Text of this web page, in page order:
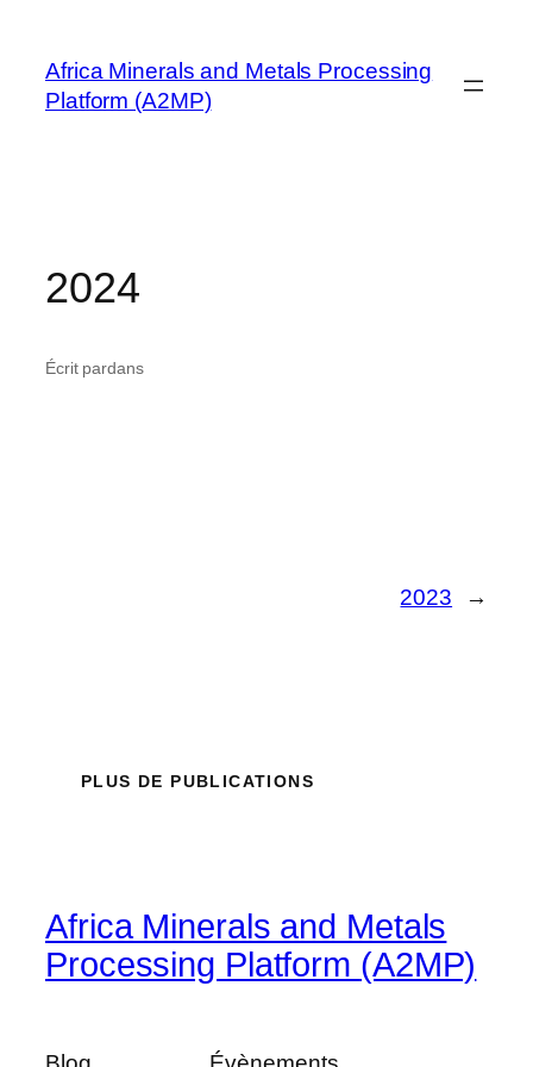
contenu
Africa Minerals and Metals Processing
Platform (A2MP)
2024
Écrit pardans
2023 →
PLUS DE PUBLICATIONS
Africa Minerals and Metals
Processing Platform (A2MP)